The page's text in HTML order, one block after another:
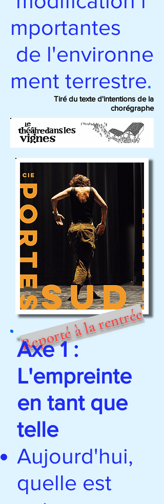
mportantes
de l'environne
ment terrestre.
Tiré du texte d'intentions de la
chorégraphe
Reporté à la rentrée
Axe 1 :
L'empreinte
en tant que
telle
Aujourd'hui,
quelle est